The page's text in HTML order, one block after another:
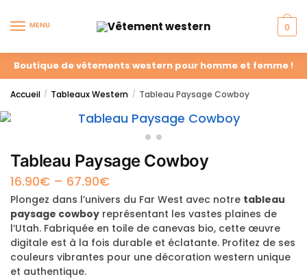
MENU 0
Boutique de vêtements western pour homme et femme !
Accueil / Tableaux Western / Tableau Paysage Cowboy
Tableau Paysage Cowboy
16.90€ – 67.90€
Plongez dans l’univers du Far West avec notre tableau
paysage cowboy représentant les vastes plaines de
l’Utah. Fabriquée en toile de canevas bio, cette œuvre
digitale est à la fois durable et éclatante. Profitez de ses
couleurs vibrantes pour une décoration western unique
et authentique.